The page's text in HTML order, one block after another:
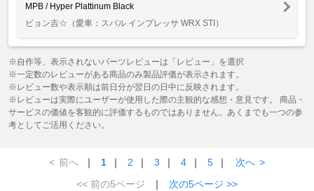
MPB / Hyper Plattinum Black
ピョン吉☆ （愛車：スバル インプレッサ WRX STI）
※自作等、表示されないパーツレビューは「レビュー」を選択
※一定数のレビューがある商品のみ製品評価が表示されます。
※レビュー数や表示順は前日分が翌日の日中に反映されます。
※レビューは実際にユーザーが使用した際の主観的な感想・意見です。 商品・
サービスの価値を客観的に評価するものではありません。あくまでも一つの参
考としてご活用ください。
< 前へ ｜ 1 ｜ 2 ｜ 3 ｜ 4 ｜ 5 ｜ 次へ >
<< 前の5ページ
｜ 次の5ページ >>